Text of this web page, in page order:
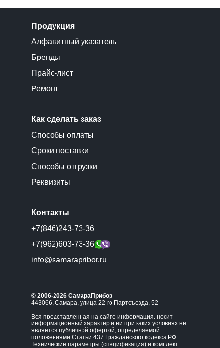
Продукция
Алфавитный указатель
Бренды
Прайс-лист
Ремонт
Как сделать заказ
Способы оплаты
Сроки поставки
Способы отгрузки
Реквизиты
Контакты
+7(846)243-73-36
+7(962)603-73-36
info@samarapribor.ru
© 2006-2026 СамараПрибор
443066, Самара, улица 22-го Партсъезда, 52
Вся представленная на сайте информация, носит
информационный характер и ни при каких условиях не
является публичной офертой, определяемой
положениями Статьи 437 Гражданского кодекса РФ.
Технические параметры (спецификация) и комплект